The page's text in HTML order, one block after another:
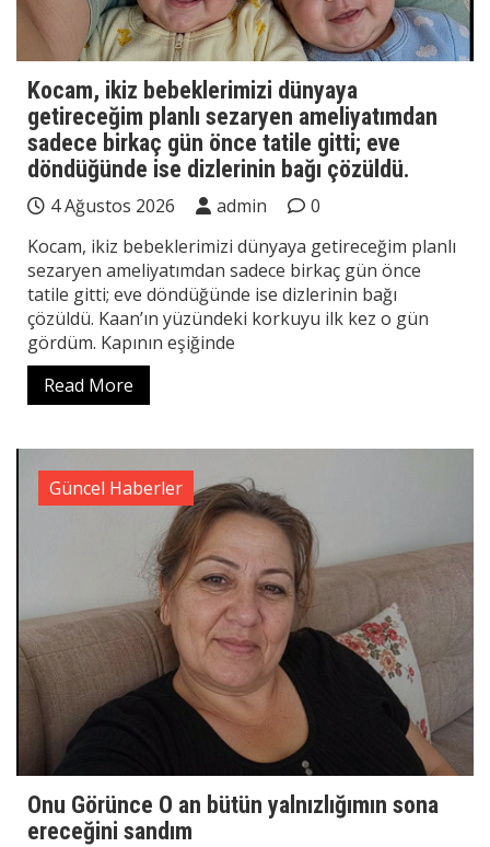
Kocam, ikiz bebeklerimizi dünyaya
getireceğim planlı sezaryen ameliyatımdan
sadece birkaç gün önce tatile gitti; eve
döndüğünde ise dizlerinin bağı çözüldü.
4 Ağustos 2026 admin
0
Kocam, ikiz bebeklerimizi dünyaya getireceğim planlı
sezaryen ameliyatımdan sadece birkaç gün önce
tatile gitti; eve döndüğünde ise dizlerinin bağı
çözüldü. Kaan’ın yüzündeki korkuyu ilk kez o gün
gördüm. Kapının eşiğinde
Read More
Güncel Haberler
Onu Görünce O an bütün yalnızlığımın sona
ereceğini sandım